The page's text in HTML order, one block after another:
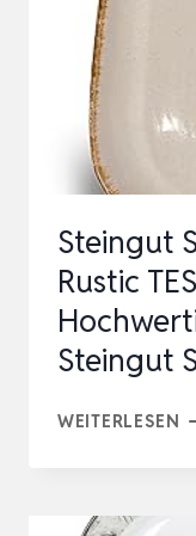
Steingut
Rustic
Steingut
WEITERLESEN